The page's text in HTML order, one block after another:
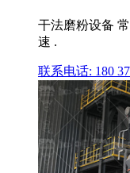
干法磨粉设备
速 .
联系电话: 180